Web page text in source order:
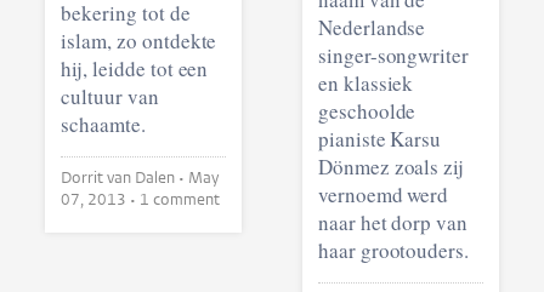
bekering tot de
islam, zo ontdekte
hij, leidde tot een
cultuur van
schaamte.
Dorrit van Dalen • May
07, 2013
• 1 comment
Nederlandse
singer-songwriter
en klassiek
geschoolde
pianiste Karsu
Dönmez zoals zij
vernoemd werd
naar het dorp van
haar grootouders.